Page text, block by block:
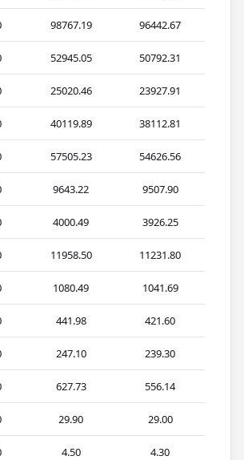
98767.19 96442.67
52945.05 50792.31
25020.46 23927.91
40119.89 38112.81
57505.23 54626.56
9643.22 9507.90
4000.49 3926.25
11958.50 11231.80
1080.49 1041.69
441.98 421.60
247.10 239.30
627.73 556.14
29.90 29.00
4.50 4.30